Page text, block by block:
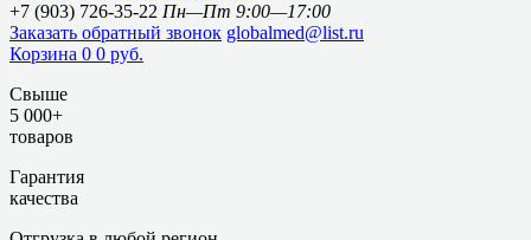
+7 (903) 726-35-22 Пн—Пт 9:00—17:00
Заказать обратный звонок globalmed@list.ru
Корзина 0 0 руб.
Свыше
5 000+
товаров
Гарантия
качества